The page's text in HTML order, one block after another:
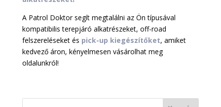
A Patrol Doktor segít megtalálni az Ön típusával
kompatibilis terepjáró alkatrészeket, off-road
felszereléseket és pick-up kiegészítőket, amiket
kedvező áron, kényelmesen vásárolhat meg
oldalunkról!